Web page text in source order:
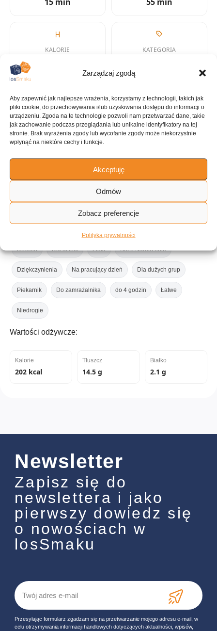
Zarządzaj zgodą
Aby zapewnić jak najlepsze wrażenia, korzystamy z technologii, takich jak
pliki cookie, do przechowywania i/lub uzyskiwania dostępu do informacji o
urządzeniu. Zgoda na te technologie pozwoli nam przetwarzać dane, takie
jak zachowanie podczas przeglądania lub unikalne identyfikatory na tej
stronie. Brak wyrażenia zgody lub wycofanie zgody może niekorzystnie
wpłynąć na niektóre cechy i funkcje.
Akceptuję
Odmów
Zobacz preferencje
Polityka prywatności
KALORIE KATEGORIA
KUCHNIA
Desery
ILOŚĆ PORCJI
16 porcji
Tagi:
Dessert Dla dzieci Zima Boże Narodzenie
Dziękczynienia Na pracujący dzień Dla dużych grup
Piekarnik Do zamrażalnika do 4 godzin Łatwe
Niedrogie
Wartości odżywcze:
Kalorie
202 kcal
Tłuszcz
14.5 g
Białko
2.1 g
Newsletter
Zapisz się do
newslettera i jako
pierwszy dowiedz się
o nowościach w
losSmaku
Przesyłając formularz zgadzam się na przetwarzanie mojego adresu e-mail, w
celu otrzymywania informacji handlowych dotyczących aktualności, wpisów,